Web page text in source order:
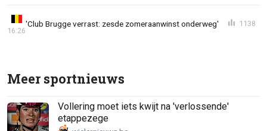
'Club Brugge verrast: zesde zomeraanwinst onderweg'
16:26
1138
Meer sportnieuws
Vollering moet iets kwijt na 'verlossende'
etappezege